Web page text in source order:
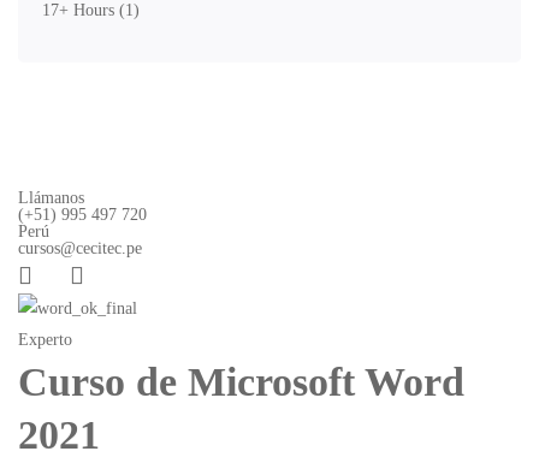
17+ Hours (1)
Llámanos
(+51) 995 497 720
Perú
cursos@cecitec.pe
Experto
Curso de Microsoft Word
2021